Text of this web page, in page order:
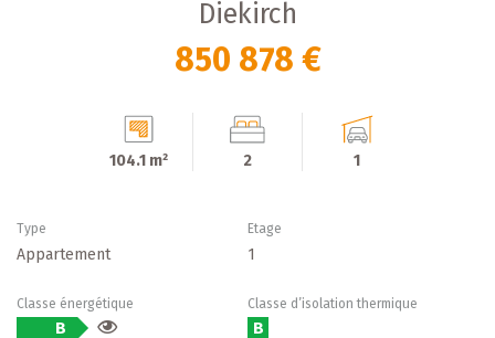
Diekirch
850 878 €
104.1 m² 2 1
Type
Appartement
Etage
1
Classe énergétique
B
Classe d’isolation thermique
B